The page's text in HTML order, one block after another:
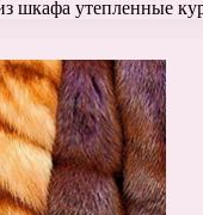
шкафа утепленные